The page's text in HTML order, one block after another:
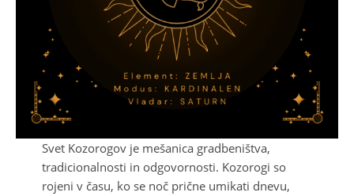
Svet Kozorogov je mešanica gradbeništva,
tradicionalnosti in odgovornosti. Kozorogi so
rojeni v času, ko se noč prične umikati dnevu,